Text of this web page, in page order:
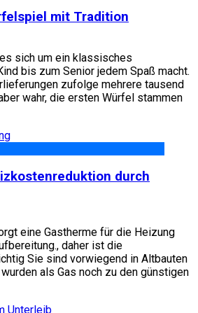
mit Tradition
sich um ein klassisches
bis zum Senior jedem Spaß macht.
zufolge mehrere tausend
wahr, die ersten Würfel stammen
durch
eine Gastherme für die Heizung
daher ist die
Sie sind vorwiegend in Altbauten
als Gas noch zu den günstigen